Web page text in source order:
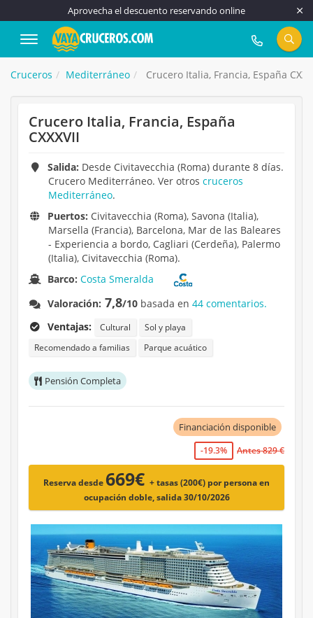
Aprovecha el descuento reservando online
917 815 555
Cruceros Mediterráneo Crucero Italia, Francia, España
Crucero Italia, Francia, España
CXXXVII
Salida: Desde Civitavecchia (Roma) durante 8 días.
Crucero Mediterráneo. Ver otros cruceros
Mediterráneo.
Puertos: Civitavecchia (Roma), Savona (Italia),
Marsella (Francia), Barcelona, Mar de las Baleares
- Experiencia a bordo, Cagliari (Cerdeña), Palermo
(Italia), Civitavecchia (Roma).
Barco:Costa Smeralda
Valoración: 7,8/10 basada en44 comentarios.
Ventajas:
Cultural
Sol y playa
Recomendado a familias
Parque acuático
Pensión Completa
Financiación disponible
-19.3% Antes 829 €
Reserva desde 669€ + tasas (200€) por persona en
ocupación doble, salida 30/10/2026